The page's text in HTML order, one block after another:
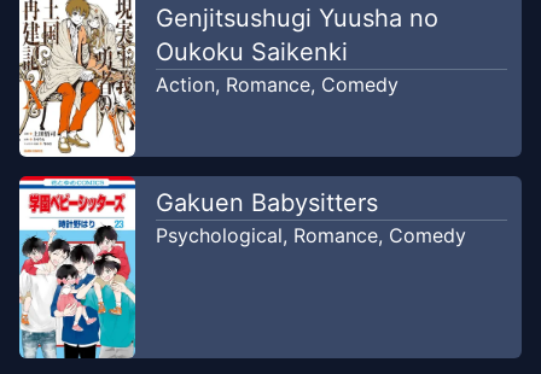
Chapter4
Pewai
Jan 10, 2021
Chapter3
Pewai
Chapter2
Pewai
Jul 10, 2020
Chapter1
Pewai
Genjitsushugi Yuusha no
Oukoku Saikenki
Action, Romance, Comedy
Gakuen Babysitters
Psychological, Romance, Comedy